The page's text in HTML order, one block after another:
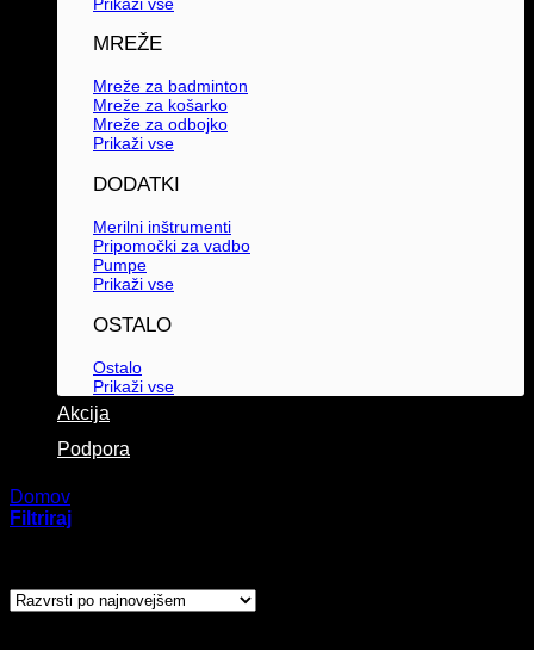
MREŽE
Mreže za badminton
Mreže za košarko
Mreže za odbojko
Prikaži vse
DODATKI
Merilni inštrumenti
Pripomočki za vadbo
Pumpe
Prikaži vse
OSTALO
Ostalo
Prikaži vse
Akcija
Podpora
Domov
Filtriraj